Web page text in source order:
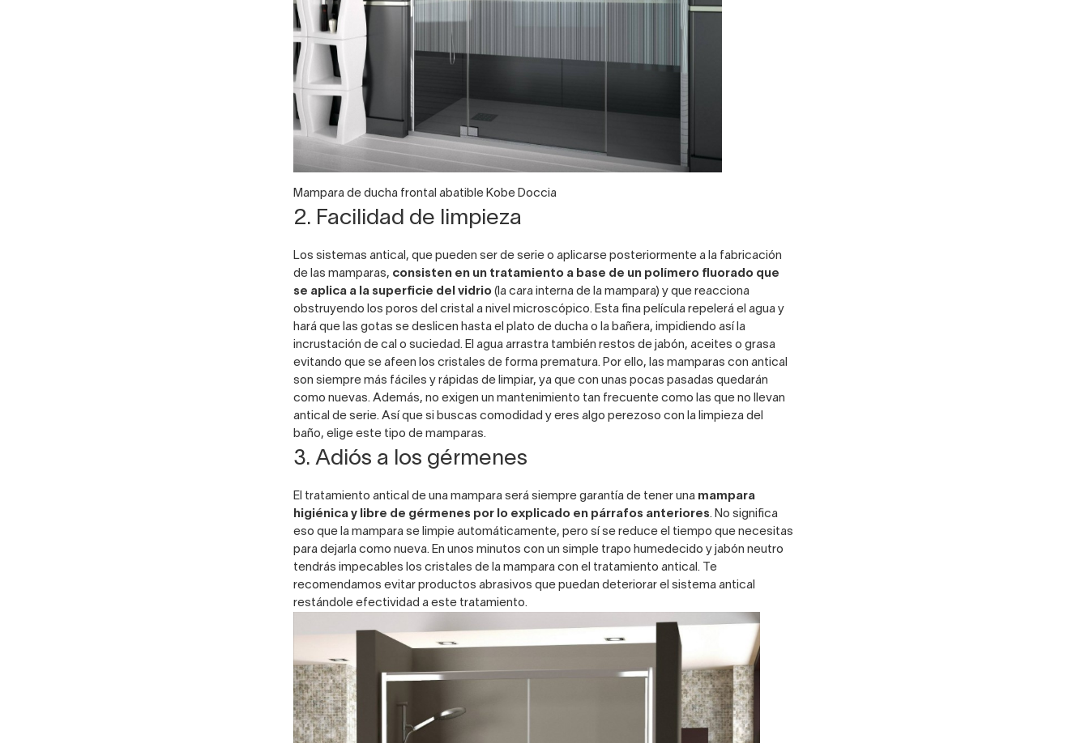
Mampara de ducha frontal abatible Kobe Doccia
2. Facilidad de limpieza
Los sistemas antical, que pueden ser de serie o aplicarse posteriormente a la fabricación
de las mamparas, consisten en un tratamiento a base de un polímero fluorado que
se aplica a la superficie del vidrio (la cara interna de la mampara) y que reacciona
obstruyendo los poros del cristal a nivel microscópico. Esta fina película repelerá el agua y
hará que las gotas se deslicen hasta el plato de ducha o la bañera, impidiendo así la
incrustación de cal o suciedad. El agua arrastra también restos de jabón, aceites o grasa
evitando que se afeen los cristales de forma prematura. Por ello, las mamparas con antical
son siempre más fáciles y rápidas de limpiar, ya que con unas pocas pasadas quedarán
como nuevas. Además, no exigen un mantenimiento tan frecuente como las que no llevan
antical de serie. Así que si buscas comodidad y eres algo perezoso con la limpieza del
baño, elige este tipo de mamparas.
3. Adiós a los gérmenes
El tratamiento antical de una mampara será siempre garantía de tener una mampara
higiénica y libre de gérmenes por lo explicado en párrafos anteriores. No significa
eso que la mampara se limpie automáticamente, pero sí se reduce el tiempo que necesitas
para dejarla como nueva. En unos minutos con un simple trapo humedecido y jabón neutro
tendrás impecables los cristales de la mampara con el tratamiento antical. Te
recomendamos evitar productos abrasivos que puedan deteriorar el sistema antical
restándole efectividad a este tratamiento.